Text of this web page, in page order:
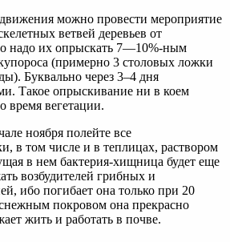
можно провести мероприятие
ветвей деревьев от
надо их опрыскать 7—10%-ным
(примерно 3 столовых ложки
Буквально через 3–4 дня
Такое опрыскивание ни в коем
время вегетации.
ноября полейте все
в том числе и в теплицах, раствором
в нем бактерия-хищница будет еще
возбудителей грибных и
ибо погибает она только при 20
покровом она прекрасно
жить и работать в почве.